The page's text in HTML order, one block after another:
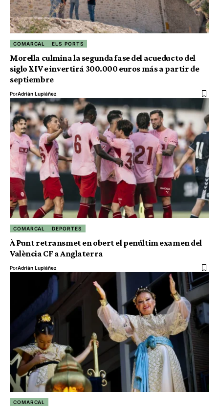
COMARCAL ELS PORTS
Morella culmina la segunda fase del acueducto del
siglo XIV e invertirá 300.000 euros más a partir de
septiembre
PorAdrián Lupiáñez
COMARCAL DEPORTES
À Punt retransmet en obert el penúltim examen del
València CF a Anglaterra
PorAdrián Lupiáñez
COMARCAL